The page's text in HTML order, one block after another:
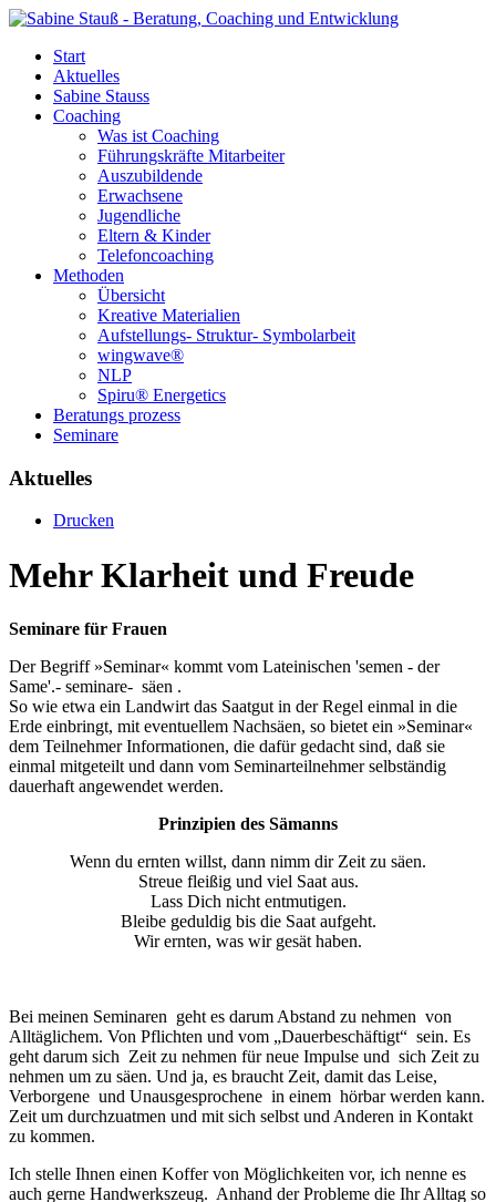
Start
Aktuelles
Sabine Stauss
Coaching
Was ist Coaching
Führungskräfte Mitarbeiter
Auszubildende
Erwachsene
Jugendliche
Eltern & Kinder
Telefoncoaching
Methoden
Übersicht
Kreative Materialien
Aufstellungs- Struktur- Symbolarbeit
wingwave®
NLP
Spiru® Energetics
Beratungs prozess
Seminare
Aktuelles
Drucken
Mehr Klarheit und Freude
Seminare für Frauen
Der Begriff »Seminar« kommt vom Lateinischen 'semen - der
Same'.- seminare- säen .
So wie etwa ein Landwirt das Saatgut in der Regel einmal in die
Erde einbringt, mit eventuellem Nachsäen, so bietet ein »Seminar«
dem Teilnehmer Informationen, die dafür gedacht sind, daß sie
einmal mitgeteilt und dann vom Seminarteilnehmer selbständig
dauerhaft angewendet werden.
Prinzipien des Sämanns
Wenn du ernten willst, dann nimm dir Zeit zu säen.
Streue fleißig und viel Saat aus.
Lass Dich nicht entmutigen.
Bleibe geduldig bis die Saat aufgeht.
Wir ernten, was wir gesät haben.
Bei meinen Seminaren geht es darum Abstand zu nehmen von
Alltäglichem. Von Pflichten und vom „Dauerbeschäftigt“ sein. Es
geht darum sich Zeit zu nehmen für neue Impulse und sich Zeit zu
nehmen um zu säen. Und ja, es braucht Zeit, damit das Leise,
Verborgene und Unausgesprochene in einem hörbar werden kann.
Zeit um durchzuatmen und mit sich selbst und Anderen in Kontakt
zu kommen.
Ich stelle Ihnen einen Koffer von Möglichkeiten vor, ich nenne es
auch gerne Handwerkszeug. Anhand der Probleme die Ihr Alltag so